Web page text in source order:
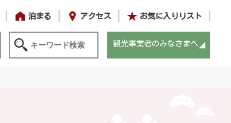
泊まる アクセス お気に入りリスト
観光事業者のみなさまへ